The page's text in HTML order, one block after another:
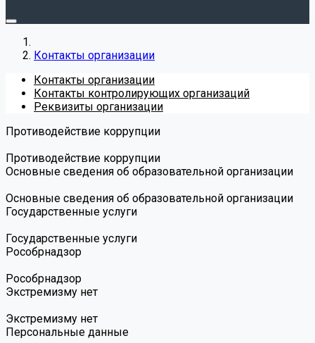
Контакты организации
Контакты организации
Контакты контролирующих организаций
Реквизиты организации
Противодействие коррупции
Противодействие коррупции
Основные сведения об образовательной организации
Основные сведения об образовательной организации
Государственные услуги
Государственные услуги
Роcобрнадзор
Роcобрнадзор
Экстремизму нет
Экстремизму нет
Персональные данные